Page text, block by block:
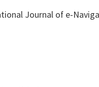
Journal of e-